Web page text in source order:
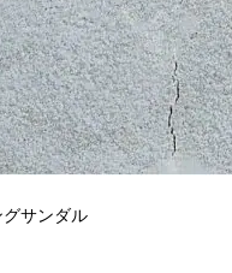
グサンダル